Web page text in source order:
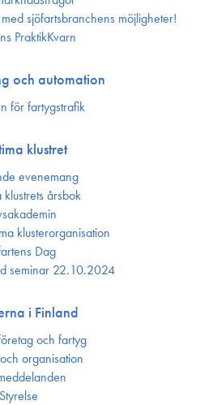
sjöfartsbranchens möjligheter!
PraktikKvarn
och automation
för fartygstrafik
klustret
evenemang
årsbok
kluster­organisation
Dag
seminar 22.10.2024
i Finland
och fartyg
organisation
Styrelse